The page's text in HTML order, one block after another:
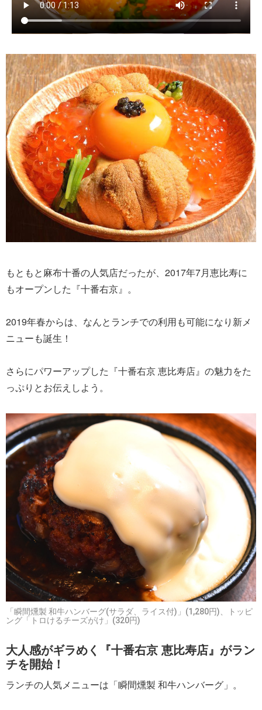
もともと麻布十番の人気店だったが、2017年7月恵比寿に
もオープンした『十番右京』。
2019年春からは、なんとランチでの利用も可能になり新メ
ニューも誕生！
さらにパワーアップした『十番右京 恵比寿店』の魅力をた
っぷりとお伝えしよう。
「瞬間燻製 和牛ハンバーグ(サラダ、ライス付)」(1,280円)、トッピ
ング「トロけるチーズがけ」(320円)
大人感がギラめく『十番右京 恵比寿店』がラン
チを開始！
ランチの人気メニューは「瞬間燻製 和牛ハンバーグ」。